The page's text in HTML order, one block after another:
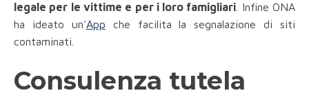
legale per le vittime e per i loro famigliari . Infine ONA
ha ideato un'App che facilita la segnalazione di siti
contaminati.
Consulenza tutela